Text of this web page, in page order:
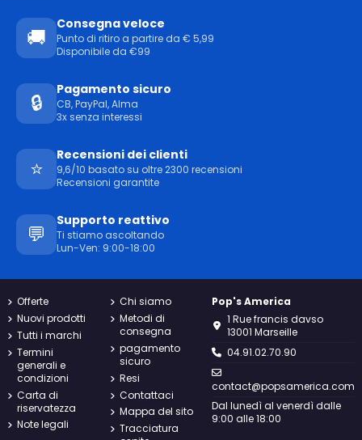
🚚
Consegna veloce
Punto di ritiro a partire da € 5,99
Disponibile da €99
🔒
Pagamento sicuro
CB, PayPal, Alma
3x senza interessi
⭐
Recensioni dei clienti
9,6/10 basato su oltre 2300 recensioni
Recensioni garantite
💬
Supporto reattivo
Ti stiamo ascoltando
Lun-Ven: 9:00-18:00
Offerte
Nuovi prodotti
Tutti i marchi
Termini
generali e
condizioni
Carta di
riservatezza
Note legali
Chi siamo
Metodi di
consegna
pagamento
sicuro
Resi
Contattaci
Mappa del sito
Tracciatura
Pop's America
1 Rue francis davso
13001 Marseille
04.91.02.70.90
contact@popsamerica.com
Dal lunedì al venerdì dalle
9:00 alle 18:00